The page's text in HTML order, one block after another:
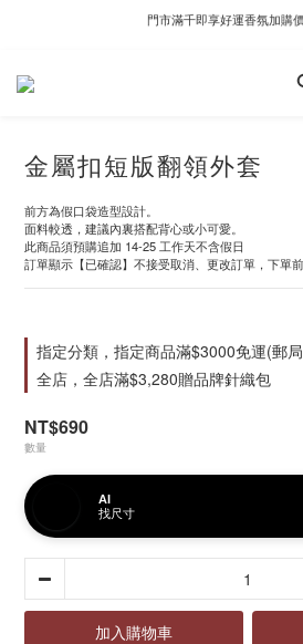
新自製款系列首批限時優惠｜單件
門市滿千即享好運香氛加購
金屬扣短版翻領外套
前方為假口袋造型設計。
面料較透，建議內裏搭配背心或小可愛。
此商品須預購追加 14-25 工作天不含假日
訂單顯示【已確認】不接受取消、更改訂單，下單前
指定分類，指定商品滿$3000免運(郵
全店，全店滿$3,280贈品牌針織包
NT$690
數量
AI
找尺寸
加入購物車